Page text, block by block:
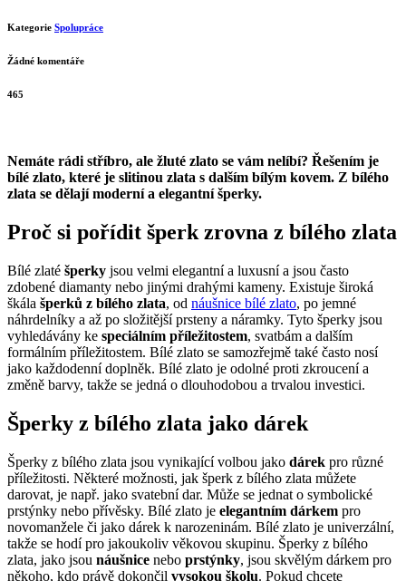
Moderní bílé zlato jako šperk
Napsal Dalibor Navrátil
30 ledna, 2023
Kategorie Spolupráce
Žádné komentáře
465